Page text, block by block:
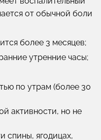
от обычной боли
более 3 месяцев;
утренние часы;
по утрам (более 30
активности, но не
спины, ягодицах,